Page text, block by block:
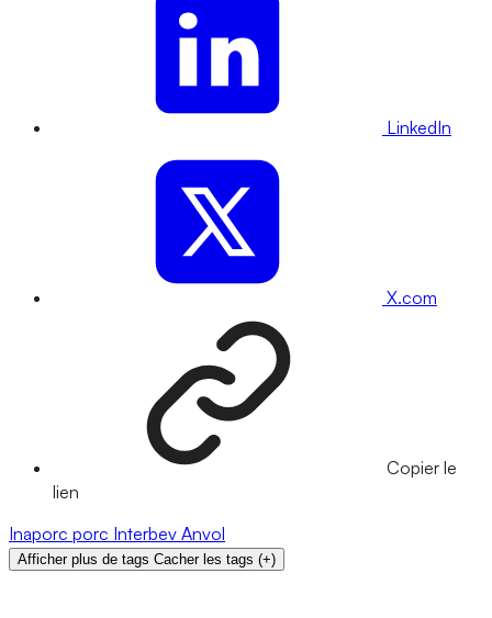
LinkedIn
X.com
Copier le
lien
Inaporc porc Interbev Anvol
Afficher plus de tags Cacher les tags (+)